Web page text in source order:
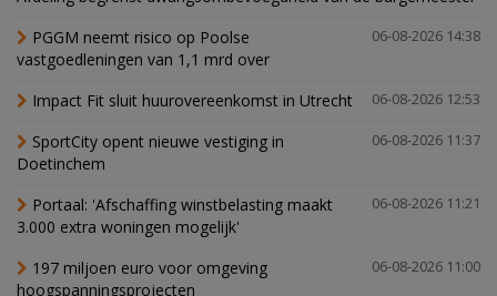
06-08-2026 14:38
PGGM neemt risico op Poolse
vastgoedleningen van 1,1 mrd over
06-08-2026 12:53
Impact Fit sluit huurovereenkomst in Utrecht
06-08-2026 11:37
SportCity opent nieuwe vestiging in
Doetinchem
06-08-2026 11:21
Portaal: 'Afschaffing winstbelasting maakt
3.000 extra woningen mogelijk'
06-08-2026 11:00
197 miljoen euro voor omgeving
hoogspanningsprojecten